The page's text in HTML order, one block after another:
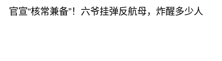
官宣“核常兼备”！六爷挂弹反航母，炸醒多少人